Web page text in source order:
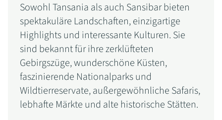
Sowohl Tansania als auch Sansibar bieten
spektakuläre Landschaften, einzigartige
Highlights und interessante Kulturen. Sie
sind bekannt für ihre zerklüfteten
Gebirgszüge, wunderschöne Küsten,
faszinierende Nationalparks und
Wildtierreservate, außergewöhnliche Safaris,
lebhafte Märkte und alte historische Stätten.